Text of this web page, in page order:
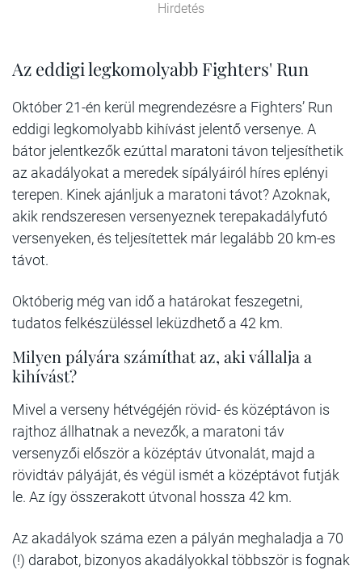
Hirdetés
Az eddigi legkomolyabb Fighters' Run
Október 21-én kerül megrendezésre a Fighters’ Run
eddigi legkomolyabb kihívást jelentő versenye. A
bátor jelentkezők ezúttal maratoni távon teljesíthetik
az akadályokat a meredek sípályáiról híres eplényi
terepen. Kinek ajánljuk a maratoni távot? Azoknak,
akik rendszeresen versenyeznek terepakadályfutó
versenyeken, és teljesítettek már legalább 20 km-es
távot.
Októberig még van idő a határokat feszegetni,
tudatos felkészüléssel leküzdhető a 42 km.
Milyen pályára számíthat az, aki vállalja a
kihívást?
Mivel a verseny hétvégéjén rövid- és középtávon is
rajthoz állhatnak a nevezők, a maratoni táv
versenyzői először a középtáv útvonalát, majd a
rövidtáv pályáját, és végül ismét a középtávot futják
le. Az így összerakott útvonal hossza 42 km.
Az akadályok száma ezen a pályán meghaladja a 70
(!) darabot, bizonyos akadályokkal többször is fognak